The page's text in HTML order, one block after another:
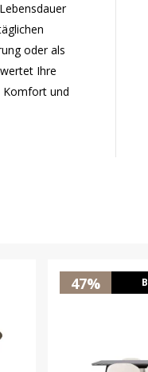
oder als
Ihre
Komfort und
47%